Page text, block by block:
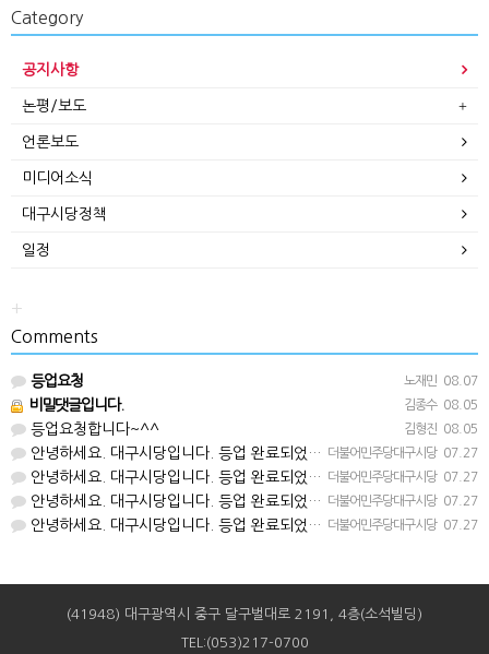
Category
공지사항
논평/보도
언론보도
미디어소식
대구시당정책
일정
+
Comments
노재민 08.07
등업요청
김종수 08.05
비밀댓글입니다.
김형진 08.05
등업요청합니다~^^
더불어민주당대구시당 07.27
안녕하세요. 대구시당입니다. 등업 완료되었습니다^^
더불어민주당대구시당 07.27
안녕하세요. 대구시당입니다. 등업 완료되었습니다^^
더불어민주당대구시당 07.27
안녕하세요. 대구시당입니다. 등업 완료되었습니다^^
더불어민주당대구시당 07.27
안녕하세요. 대구시당입니다. 등업 완료되었습니다^^
(41948) 대구광역시 중구 달구벌대로 2191, 4층(소석빌딩)
TEL:(053)217-0700